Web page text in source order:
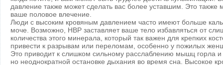
давление также может сделать вас более уставшим. Это также
ваше половое влечение.
Люди с высоким кровяным давлением часто имеют больше
моче. Возможно, HBP заставляет ваше тело избавляться от
количества этого минерала, который так важен для крепких
привести к разрывам или переломам, особенно у пожилых
Это приводит к слишком сильному расслаблению мышц горла и
но неоднократной остановке дыхания во время сна. Высокое